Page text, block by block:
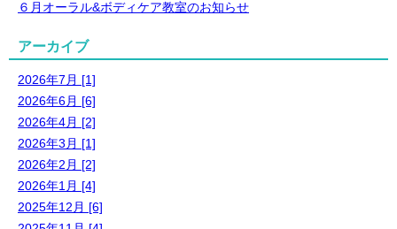
６月オーラル&ボディケア教室のお知らせ
アーカイブ
2026年7月 [1]
2026年6月 [6]
2026年4月 [2]
2026年3月 [1]
2026年2月 [2]
2026年1月 [4]
2025年12月 [6]